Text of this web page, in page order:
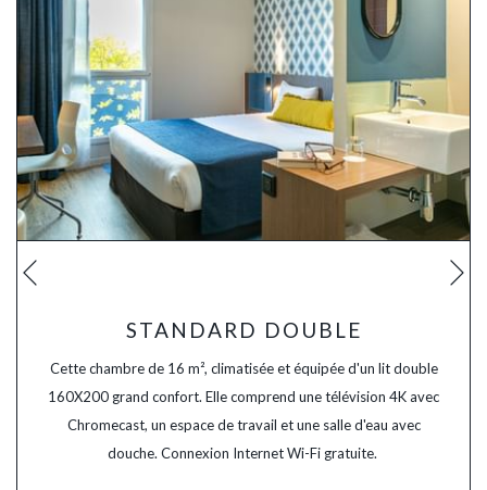
Précédent
STANDARD DOUBLE
Cette chambre de 16 m², climatisée et équipée d'un lit double
160X200 grand confort. Elle comprend une télévision 4K avec
Chromecast, un espace de travail et une salle d'eau avec
douche. Connexion Internet Wi-Fi gratuite.